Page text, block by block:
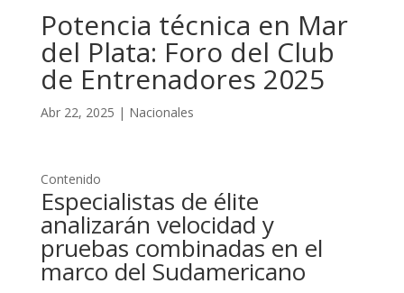
Potencia técnica en Mar
del Plata: Foro del Club
de Entrenadores 2025
Abr 22, 2025 | Nacionales
Contenido
Especialistas de élite
analizarán velocidad y
pruebas combinadas en el
marco del Sudamericano